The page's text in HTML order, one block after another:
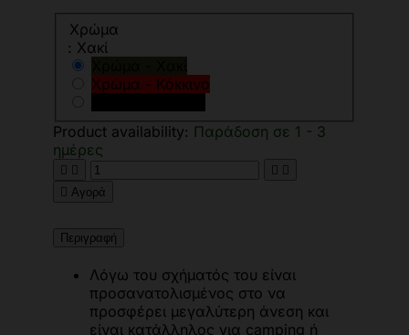
Χρώμα
: Χακί
Χρώμα - Κόκκινο
Product availability: Παράδοση σε 1 - 3
ημέρες
   
 Αγορά
Περιγραφή
Λόγω του σχήματός του είναι
προσανατολισμένος στο να
προσφέρει μεγαλύτερη άνεση και
είναι κατάλληλος για camping ή